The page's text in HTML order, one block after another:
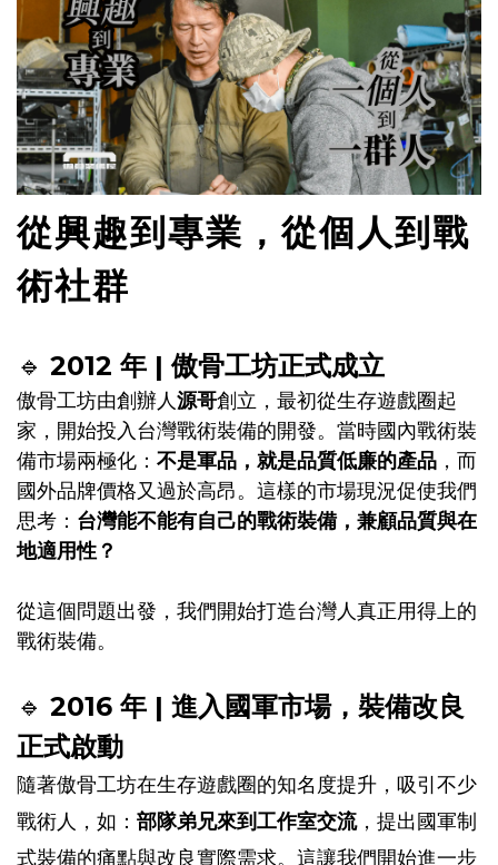
從興趣到專業，從個人到戰
術社群
🔹 2012 年 | 傲骨工坊正式成立
傲骨工坊由創辦人源哥創立，最初從生存遊戲圈起
家，開始投入台灣戰術裝備的開發。當時國內戰術裝
備市場兩極化： 不是軍品，就是品質低廉的產品 ，而
國外品牌價格又過於高昂。這樣的市場現況促使我們
思考： 台灣能不能有自己的戰術裝備，兼顧品質與在
地適用性？
從這個問題出發，我們開始打造台灣人真正用得上的
戰術裝備。
🔹 2016 年 | 進入國軍市場， 裝備改良
正式啟動
隨著傲骨工坊在生存遊戲圈的知名度提升，吸引不少
戰術人，如： 部隊弟兄來到工作室交流，提出國軍制
式裝備的痛點與改良實際需求。這讓我們開始進一步